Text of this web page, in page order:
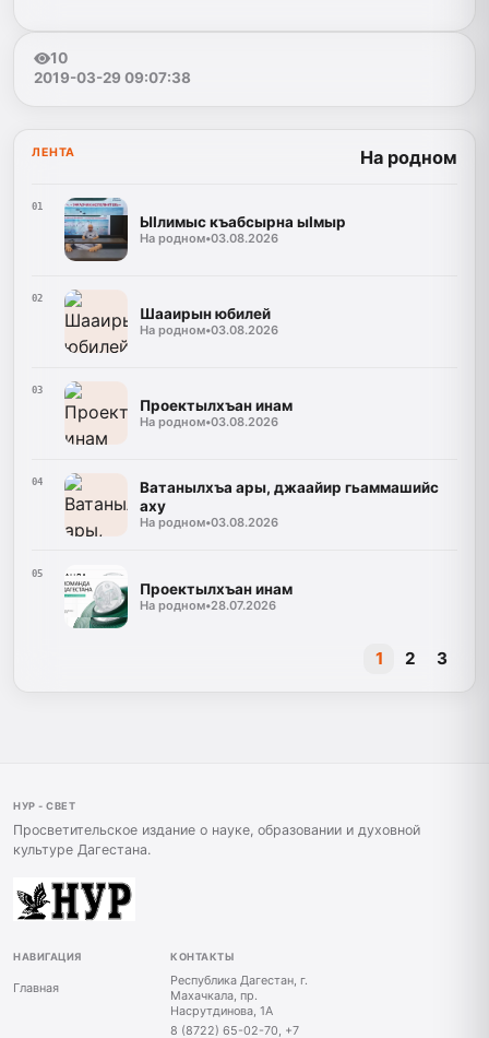
10
2019-03-29 09:07:38
ЛЕНТА На родном
01
ЫIлимыс къабсырна ыIмыр
На родном•03.08.2026
02
Шааирын юбилей
На родном•03.08.2026
03
Проектылхъан инам
На родном•03.08.2026
04
Ватанылхъа ары, джаайир гьаммашийс
аху
На родном•03.08.2026
05
Проектылхъан инам
На родном•28.07.2026
1 2 3
НУР - СВЕТ
Просветительское издание о науке, образовании и духовной
культуре Дагестана.
НАВИГАЦИЯ
Главная
КОНТАКТЫ
Республика Дагестан, г.
Махачкала, пр.
Насрутдинова, 1А
8 (8722) 65-02-70, +7